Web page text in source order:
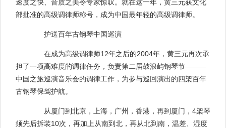
速度之快、音质之美令专家惊叹。就在这一年，黄三元获文化
部批准的高级调律师称号，成为中国最年轻的高级调律师。
护送百年古钢琴中国巡演
在成为高级调律师12年之后的2004年，黄三元再次承
担了一项高难度的调律任务，负责第二届鼓浪屿钢琴节———
中国之旅巡演音乐会的调律工作，为参与巡回演出的四架百年
古钢琴保驾护航。
从厦门到北京，上海，广州，香港，再到厦门，4架琴
须先后拆装10次，再加上从南到北，再从北到南，温差、湿度